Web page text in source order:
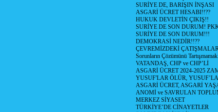
SURİYE DE, BARIŞIN İNŞASI
ASGARİ ÜCRET HESABI!!??
HUKUK DEVLETİN ÇIKIŞ!!
SURİYE DE SON DURUM!
SURİYE DE SON DURUM!!!
DEMOKRASİ NEDİR!!??
ÇEVREMİZDEKİ
Sorunların Çözümünü
VATANDAŞ, CHP ve CHP’Lİ
ASGARİ ÜCRET 2024-2025
YUSUF'LAR ÖLÜR,
ASGARİ ÜCRET, ASGARİ
ANOMİ ve SAVRULAN
MERKEZ SİYASET
TÜRKİYE’DE CİNAYETLER